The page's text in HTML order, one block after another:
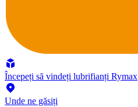
Începeți să vindeți lubrifianți Rymax
Unde ne găsiți